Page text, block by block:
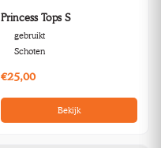
Princess Tops S
gebruikt
Schoten
€25,00
Bekijk